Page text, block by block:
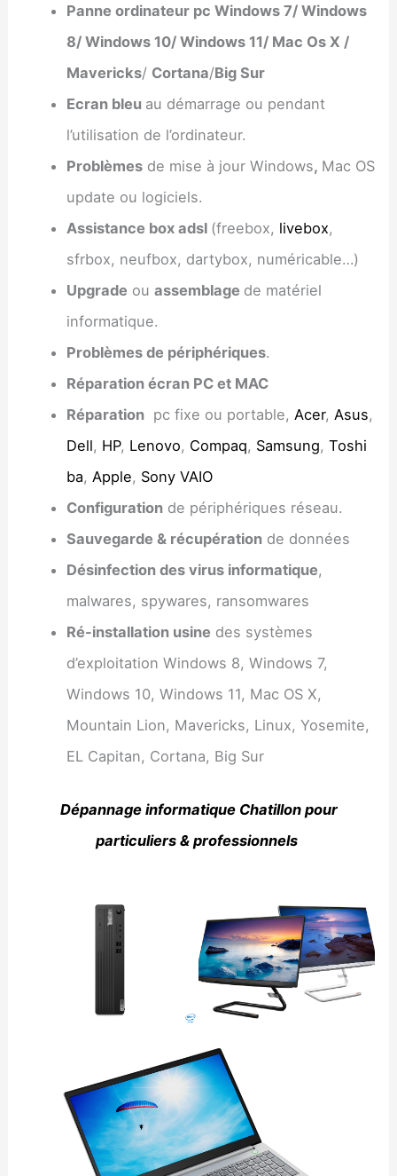
Panne ordinateur pc Windows 7/ Windows
8/ Windows 10/ Windows 11/ Mac Os X /
Mavericks/ Cortana/Big Sur
Ecran bleu au démarrage ou pendant
l’utilisation de l’ordinateur.
Problèmesde mise à jour Windows, Mac OS
update ou logiciels.
Assistance box adsl (freebox, livebox,
sfrbox, neufbox, dartybox, numéricable…)
Upgrade ou assemblage de matériel
informatique.
Problèmes de périphériques.
Réparation écran PC et MAC
Réparationpc fixe ou portable, Acer, Asus,
Dell, HP, Lenovo, Compaq, Samsung, Toshi
ba, Apple, Sony VAIO
Configurationde périphériques réseau.
Sauvegarde & récupérationde données
Désinfection des virus informatique,
malwares, spywares, ransomwares
Ré-installation usine des systèmes
d’exploitation Windows 8, Windows 7,
Windows 10, Windows 11, Mac OS X,
Mountain Lion, Mavericks, Linux, Yosemite,
EL Capitan, Cortana, Big Sur
Dépannage informatique Chatillon pour
particuliers & professionnels